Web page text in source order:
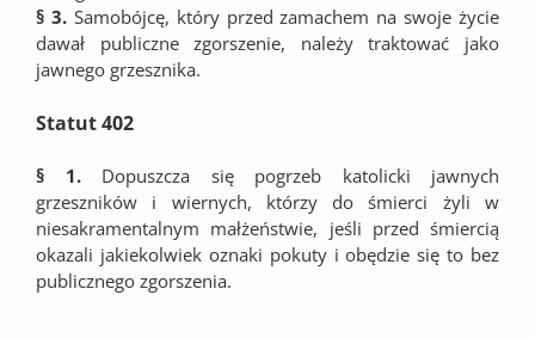
§ 3.Samobójcę, który przed zamachem na swoje życie
dawał publiczne zgorszenie, należy traktować jako
jawnego grzesznika.
Statut 402
§ 1.Dopuszcza się pogrzeb katolicki jawnych
grzeszników i wiernych, którzy do śmierci żyli w
niesakramentalnym małżeństwie, jeśli przed śmiercią
okazali jakiekolwiek oznaki pokuty i obędzie się to bez
publicznego zgorszenia.